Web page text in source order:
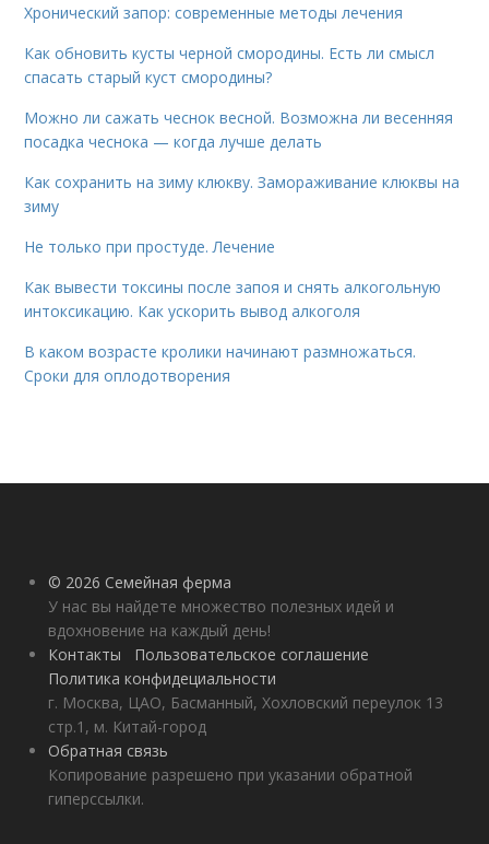
Хронический запор: современные методы лечения
Как обновить кусты черной смородины. Есть ли смысл
спасать старый куст смородины?
Можно ли сажать чеснок весной. Возможна ли весенняя
посадка чеснока — когда лучше делать
Как сохранить на зиму клюкву. Замораживание клюквы на
зиму
Не только при простуде. Лечение
Как вывести токсины после запоя и снять алкогольную
интоксикацию. Как ускорить вывод алкоголя
В каком возрасте кролики начинают размножаться.
Сроки для оплодотворения
© 2026 Семейная ферма
У нас вы найдете множество полезных идей и
вдохновение на каждый день!
Контакты
Пользовательское соглашение
Политика конфидециальности
г. Москва, ЦАО, Басманный, Хохловский переулок 13
стр.1, м. Китай-город
Обратная связь
Копирование разрешено при указании обратной
гиперссылки.